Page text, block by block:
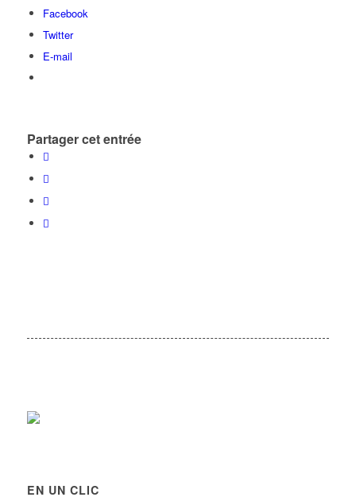
Facebook
Twitter
E-mail
Partager cet entrée
EN UN CLIC